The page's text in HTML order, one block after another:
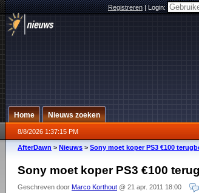
Registreren|Login:
Home Nieuws zoeken
8/8/2026 1:37:15 PM
AfterDawn > Nieuws > Sony moet koper PS3 €100
Sony moet koper PS3 €100
Geschreven door Marco Korthout @ 21 apr. 2011 18:00